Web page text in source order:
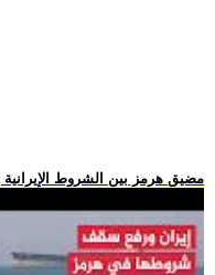
.. مضيق هرمز بين الشروط الإيرانية